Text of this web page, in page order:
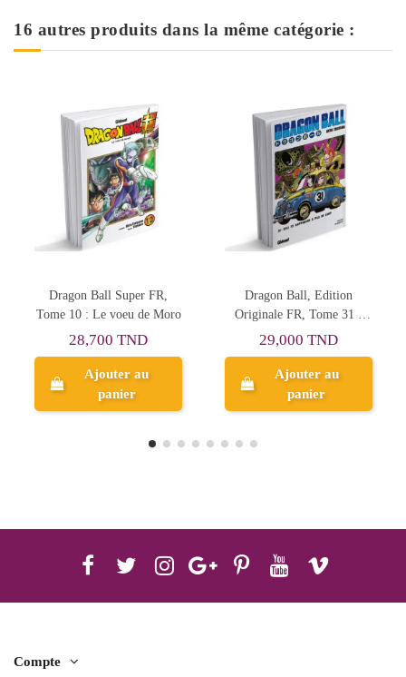
16 autres produits dans la même catégorie :
Dragon Ball, Edition
Originale FR, Tome 31 :
Cell se rapproche à pas de
29,000 TND
Ajouter au
panier
Dragon Ball, Edition
Originale FR, Tome 30 :
Mauvais présage
29,000 TND
Aperçu
Compte